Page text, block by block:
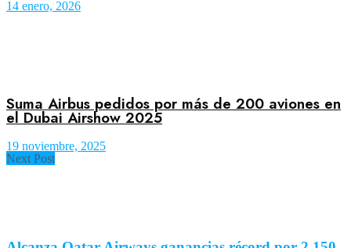
14 enero, 2026
Suma Airbus pedidos por más de 200 aviones en
el Dubai Airshow 2025
19 noviembre, 2025
Next Post